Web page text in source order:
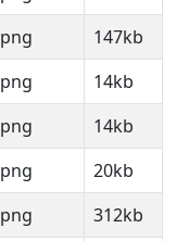
png
147kb
png
14kb
png
14kb
png
20kb
png
312kb